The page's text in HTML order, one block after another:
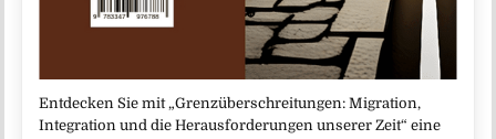
Entdecken Sie mit „Grenzüberschreitungen: Migration,
Integration und die Herausforderungen unserer Zeit“ eine